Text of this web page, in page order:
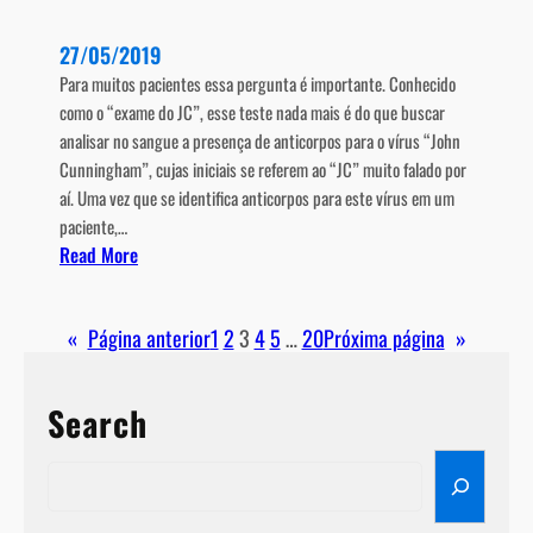
e
M
ú
l
t
i
l
27/05/2019
Para muitos pacientes essa pergunta é importante. Conhecido
como o “exame do JC”, esse teste nada mais é do que buscar
analisar no sangue a presença de anticorpos para o vírus “John
Cunningham”, cujas iniciais se referem ao “JC” muito falado por
aí. Uma vez que se identifica anticorpos para este vírus em um
paciente,…
Read More:
u
o
« Página anterior1 2345…20Próxima página »
Search